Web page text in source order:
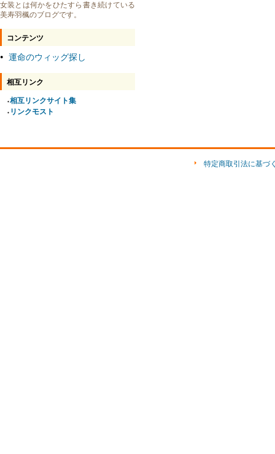
女装とは何かをひたすら書き続けている
美寿羽楓のブログです。
コンテンツ
● 運命のウィッグ探し
相互リンク
●相互リンクサイト集
● リンクモスト
特定商取引法に基づ